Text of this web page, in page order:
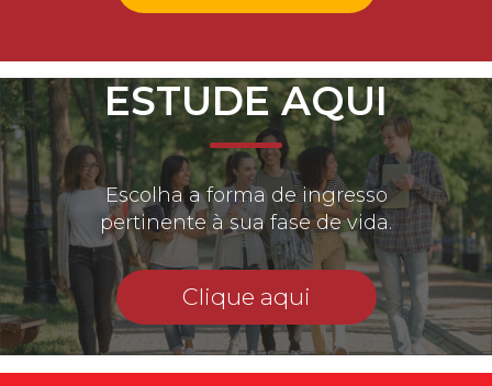
ESTUDE AQUI
Escolha a forma de ingresso
pertinente à sua fase de vida.
Clique aqui